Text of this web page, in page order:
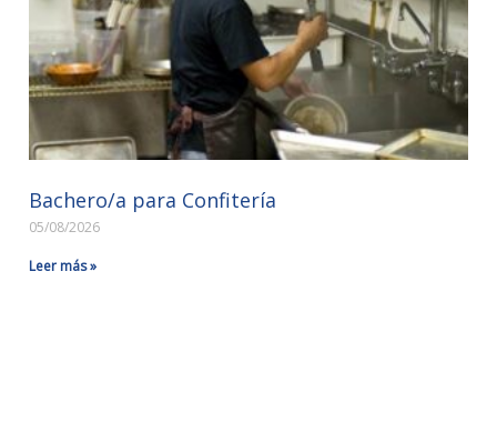
Bachero/a para Confitería
05/08/2026
Leer más »